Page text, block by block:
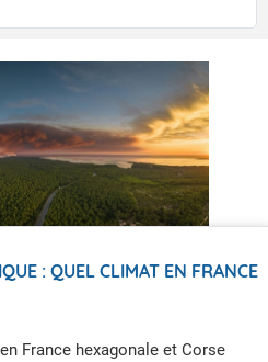
: QUEL CLIMAT EN FRANCE
France hexagonale et Corse